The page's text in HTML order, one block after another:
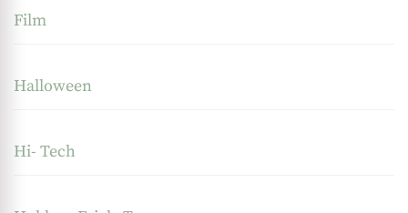
Film
Halloween
Hi- Tech